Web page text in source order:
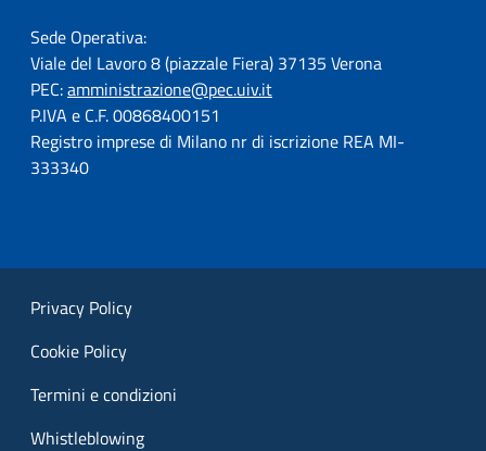
Sede Operativa:
Viale del Lavoro 8 (piazzale Fiera) 37135 Verona
PEC:amministrazione@pec.uiv.it
P.IVA e C.F. 00868400151
Registro imprese di Milano nr di iscrizione REA MI-
333340
Privacy Policy
Cookie Policy
Termini e condizioni
Whistleblowing